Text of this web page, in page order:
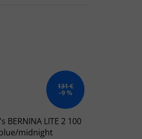
131 €
–9 %
BERNINA LITE 2 100
midnight